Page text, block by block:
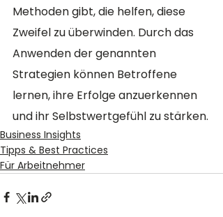
Methoden gibt, die helfen, diese
Zweifel zu überwinden. Durch das
Anwenden der genannten
Strategien können Betroffene
lernen, ihre Erfolge anzuerkennen
und ihr Selbstwertgefühl zu stärken.
Business Insights
Tipps & Best Practices
Für Arbeitnehmer